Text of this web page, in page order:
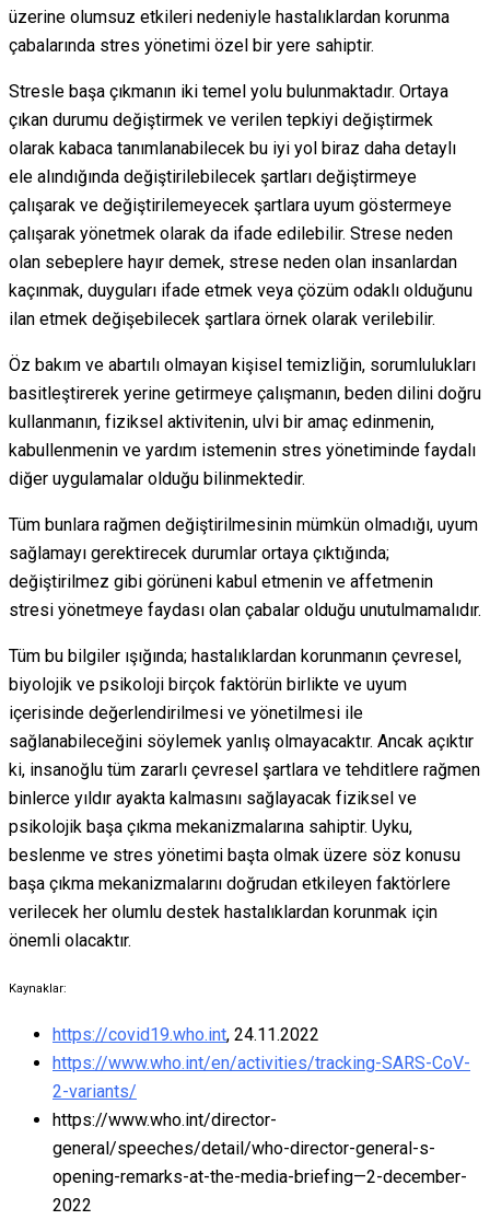
üzerine olumsuz etkileri nedeniyle hastalıklardan korunma
çabalarında stres yönetimi özel bir yere sahiptir.
Stresle başa çıkmanın iki temel yolu bulunmaktadır. Ortaya
çıkan durumu değiştirmek ve verilen tepkiyi değiştirmek
olarak kabaca tanımlanabilecek bu iyi yol biraz daha detaylı
ele alındığında değiştirilebilecek şartları değiştirmeye
çalışarak ve değiştirilemeyecek şartlara uyum göstermeye
çalışarak yönetmek olarak da ifade edilebilir. Strese neden
olan sebeplere hayır demek, strese neden olan insanlardan
kaçınmak, duyguları ifade etmek veya çözüm odaklı olduğunu
ilan etmek değişebilecek şartlara örnek olarak verilebilir.
Öz bakım ve abartılı olmayan kişisel temizliğin, sorumlulukları
basitleştirerek yerine getirmeye çalışmanın, beden dilini doğru
kullanmanın, fiziksel aktivitenin, ulvi bir amaç edinmenin,
kabullenmenin ve yardım istemenin stres yönetiminde faydalı
diğer uygulamalar olduğu bilinmektedir.
Tüm bunlara rağmen değiştirilmesinin mümkün olmadığı, uyum
sağlamayı gerektirecek durumlar ortaya çıktığında;
değiştirilmez gibi görüneni kabul etmenin ve affetmenin
stresi yönetmeye faydası olan çabalar olduğu unutulmamalıdır.
Tüm bu bilgiler ışığında; hastalıklardan korunmanın çevresel,
biyolojik ve psikoloji birçok faktörün birlikte ve uyum
içerisinde değerlendirilmesi ve yönetilmesi ile
sağlanabileceğini söylemek yanlış olmayacaktır. Ancak açıktır
ki, insanoğlu tüm zararlı çevresel şartlara ve tehditlere rağmen
binlerce yıldır ayakta kalmasını sağlayacak fiziksel ve
psikolojik başa çıkma mekanizmalarına sahiptir. Uyku,
beslenme ve stres yönetimi başta olmak üzere söz konusu
başa çıkma mekanizmalarını doğrudan etkileyen faktörlere
verilecek her olumlu destek hastalıklardan korunmak için
önemli olacaktır.
Kaynaklar:
https://covid19.who.int, 24.11.2022
https://www.who.int/en/activities/tracking-SARS-CoV-
2-variants/
https://www.who.int/director-
general/speeches/detail/who-director-general-s-
opening-remarks-at-the-media-briefing—2-december-
2022